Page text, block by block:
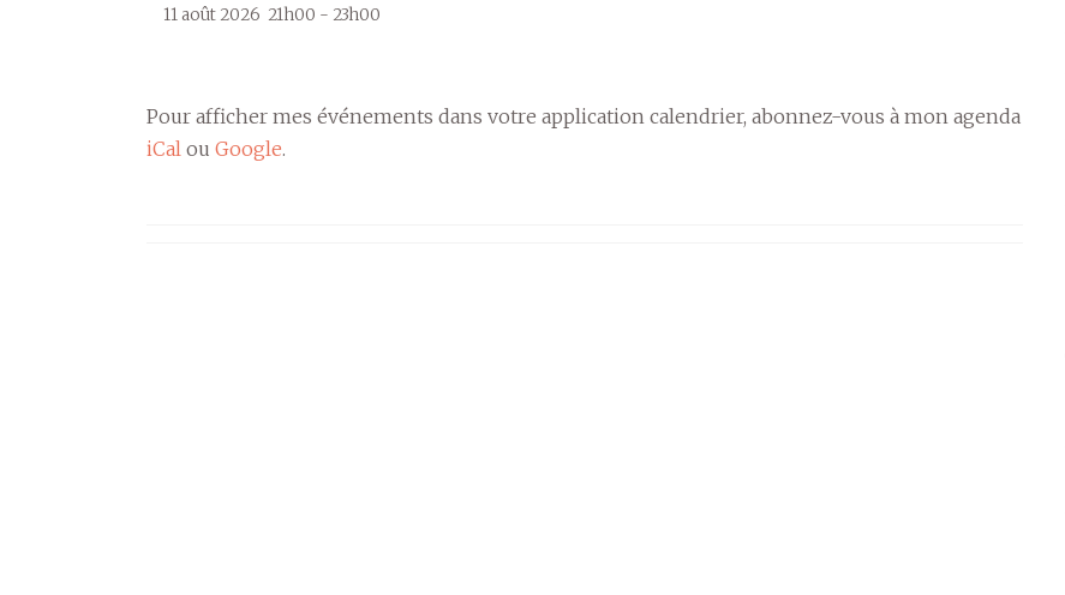
11 août 2026 21h00 - 23h00
Pour afficher mes événements dans votre application calendrier, abonnez-vous à mon agenda
iCal ou Google.